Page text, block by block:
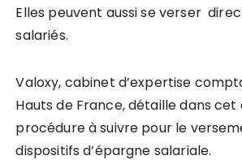
Elles peuvent aussi se verser
salariés.
Valoxy, cabinet d’expertise
Hauts de France, détaille dans
procédure à suivre pour le
dispositifs d’épargne salariale.